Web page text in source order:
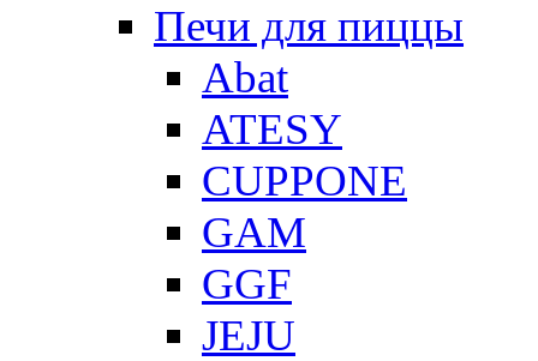
Печи для пиццы
Abat
ATESY
CUPPONE
GAM
GGF
JEJU